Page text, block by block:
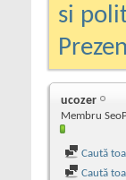
si
ucozer
Membru
Caută
Caută